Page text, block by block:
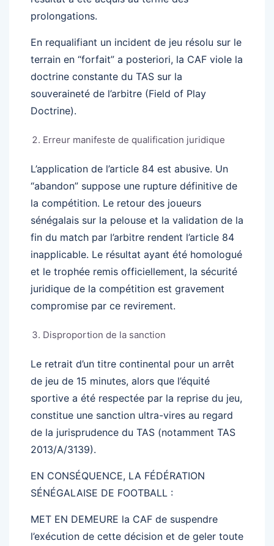
prolongations.
En requalifiant un incident de jeu résolu sur le
terrain en “forfait” a posteriori, la CAF viole la
doctrine constante du TAS sur la
souveraineté de l’arbitre (Field of Play
Doctrine).
Erreur manifeste de qualification juridique
L’application de l’article 84 est abusive. Un
“abandon” suppose une rupture définitive de
la compétition. Le retour des joueurs
sénégalais sur la pelouse et la validation de la
fin du match par l’arbitre rendent l’article 84
inapplicable. Le résultat ayant été homologué
et le trophée remis officiellement, la sécurité
juridique de la compétition est gravement
compromise par ce revirement.
Disproportion de la sanction
Le retrait d’un titre continental pour un arrêt
de jeu de 15 minutes, alors que l’équité
sportive a été respectée par la reprise du jeu,
constitue une sanction ultra-vires au regard
de la jurisprudence du TAS (notamment TAS
2013/A/3139).
EN CONSÉQUENCE, LA FÉDÉRATION
SÉNÉGALAISE DE FOOTBALL :
MET EN DEMEURE la CAF de suspendre
l’exécution de cette décision et de geler toute